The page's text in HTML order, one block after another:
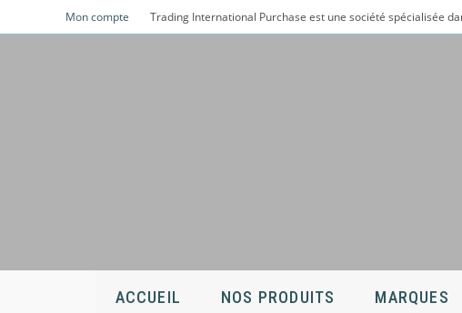
to
Mon compte Trading International Purchase est une société spécialisée
ACCUEIL NOS PRODUITS MARQUES